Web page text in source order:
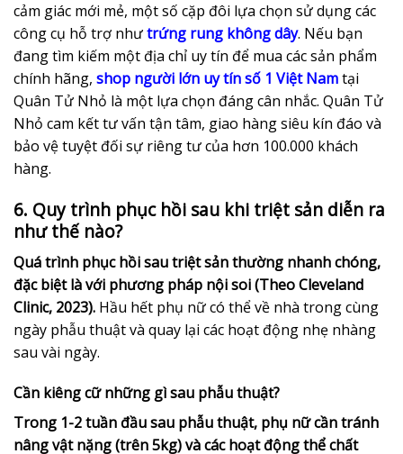
cảm giác mới mẻ, một số cặp đôi lựa chọn sử dụng các
công cụ hỗ trợ nhưtrứng rung không dây. Nếu bạn
đang tìm kiếm một địa chỉ uy tín để mua các sản phẩm
chính hãng, shop người lớn uy tín số 1 Việt Namtại
Quân Tử Nhỏ là một lựa chọn đáng cân nhắc. Quân Tử
Nhỏ cam kết tư vấn tận tâm, giao hàng siêu kín đáo và
bảo vệ tuyệt đối sự riêng tư của hơn 100.000 khách
hàng.
6. Quy trình phục hồi sau khi triệt sản diễn ra
như thế nào?
Quá trình phục hồi sau triệt sản thường nhanh chóng,
đặc biệt là với phương pháp nội soi (Theo Cleveland
Clinic, 2023). Hầu hết phụ nữ có thể về nhà trong cùng
ngày phẫu thuật và quay lại các hoạt động nhẹ nhàng
sau vài ngày.
Cần kiêng cữ những gì sau phẫu thuật?
Trong 1-2 tuần đầu sau phẫu thuật, phụ nữ cần tránh
nâng vật nặng (trên 5kg) và các hoạt động thể chất